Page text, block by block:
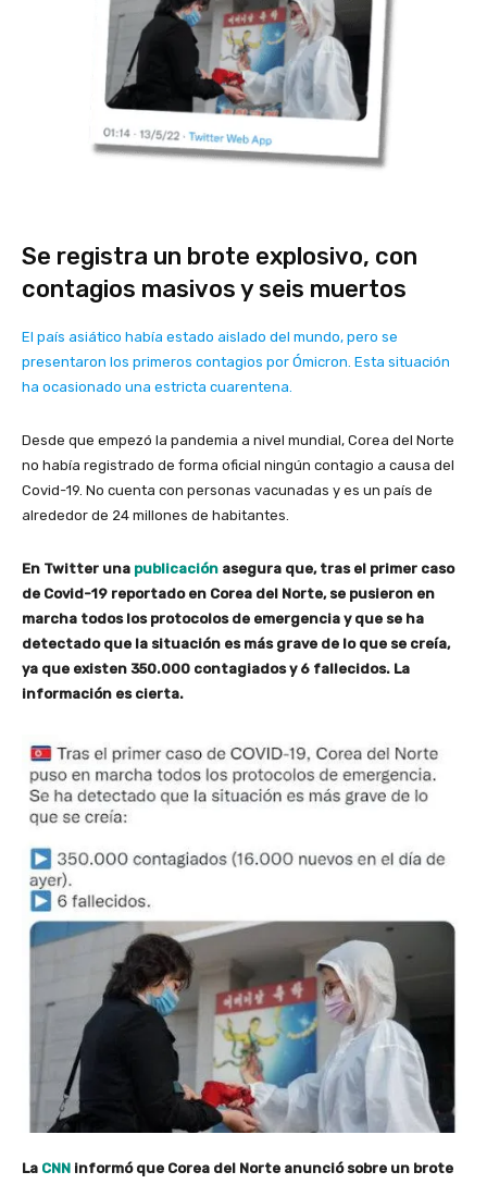
Se registra un brote explosivo, con
contagios masivos y seis muertos
El país asiático había estado aislado del mundo, pero se
presentaron los primeros contagios por Ómicron. Esta situación
ha ocasionado una estricta cuarentena.
Desde que empezó la pandemia a nivel mundial, Corea del Norte
no había registrado de forma oficial ningún contagio a causa del
Covid-19. No cuenta con personas vacunadas y es un país de
alrededor de 24 millones de habitantes.
En Twitter una publicación asegura que, tras el primer caso
de Covid-19 reportado en Corea del Norte, se pusieron en
marcha todos los protocolos de emergencia y que se ha
detectado que la situación es más grave de lo que se creía,
ya que existen 350.000 contagiados y 6 fallecidos. La
información es cierta.
La CNN informó que Corea del Norte anunció sobre un brote